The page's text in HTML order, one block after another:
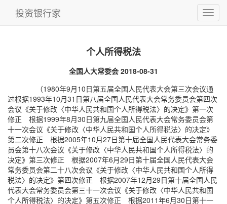
投资银行家
个人所得税法
全国人大常委会 2018-08-31
（1980年9月10日第五届全国人民代表大会第三次会议通
过根据1993年10月31日第八届全国人民代表大会常务委员会第四次
会议《关于修改〈中华人民共和国个人所得税法〉的决定》第一次
修正 根据1999年8月30日第九届全国人民代表大会常务委员会第
十一次会议《关于修改〈中华人民共和国个人所得税法〉的决定》
第二次修正 根据2005年10月27日第十届全国人民代表大会常务委
员会第十八次会议《关于修改〈中华人民共和国个人所得税法〉的
决定》第三次修正 根据2007年6月29日第十届全国人民代表大会
常务委员会第二十八次会议《关于修改〈中华人民共和国个人所得
税法〉的决定》第四次修正 根据2007年12月29日第十届全国人民
代表大会常务委员会第三十一次会议《关于修改〈中华人民共和国
个人所得税法〉的决定》第五次修正 根据2011年6月30日第十一